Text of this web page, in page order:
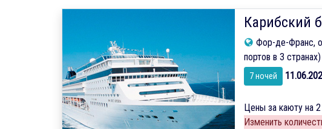
Карибский
Фор-де-Франс,
портов в 3 странах)
7 ночей
Цены за каюту на
Изменить